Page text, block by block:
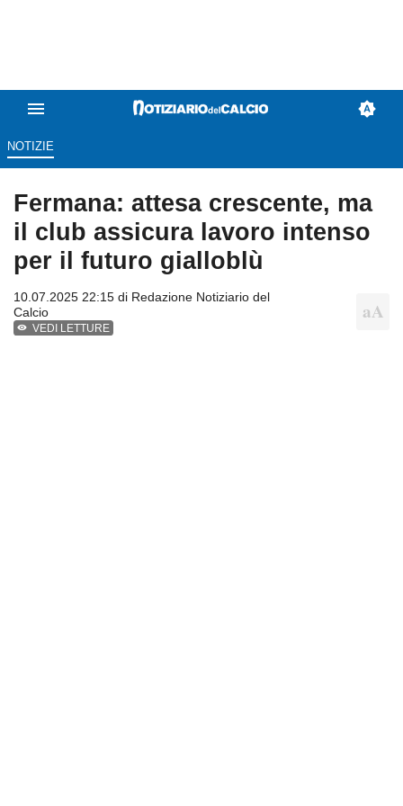
NOTIZIE
Fermana: attesa crescente, ma
il club assicura lavoro intenso
per il futuro gialloblù
10.07.2025 22:15 di Redazione Notiziario del
Calcio
VEDI LETTURE